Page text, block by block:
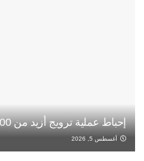
إحباط عملية ترويج أزيد من 7000 قرص مخدر بأكادير
أغسطس 5, 2026